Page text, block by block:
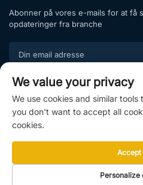
Abonner på vores e-mails for at få
opdateringer fra branche
Tilmeld dig vores
professionel rådgivning.
Copyright © 2025 af Shandong
Intelligent Manufacturing
We value your privacy
We use cookies and similar
you don't want to accept all
cookies.
Personalize
Accept